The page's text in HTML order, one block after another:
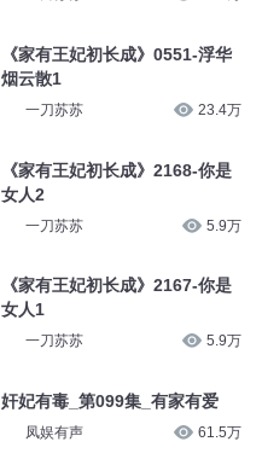
《家有王妃初长成》0551-浮华
烟云散1
一刀苏苏 23.4万
《家有王妃初长成》2168-你是
女人2
一刀苏苏 5.9万
《家有王妃初长成》2167-你是
女人1
一刀苏苏 5.9万
奸妃有毒_第099集_有家有爱
凤娱有声 61.5万